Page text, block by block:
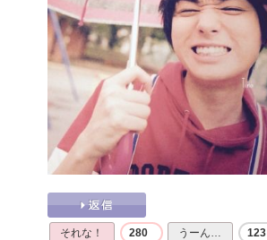
それな！ 280 うーん… 123